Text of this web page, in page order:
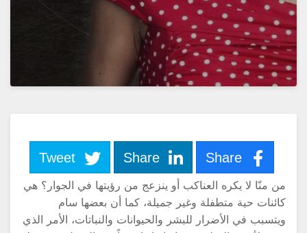
Share
Share
Tweet
منّا لا يكره العناكب أو ينزعج من رؤيتها في الجوار؟ هي
حية متطفلة وغير جميلة، كما أن بعضها سام
في الأضرار للبشر والحيوانات والنباتات، الأمر الذي